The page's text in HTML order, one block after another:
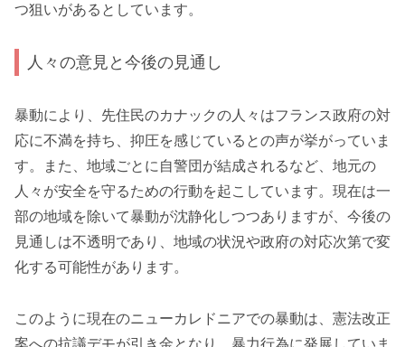
つ狙いがあるとしています。
人々の意見と今後の見通し
暴動により、先住民のカナックの人々はフランス政府の対
応に不満を持ち、抑圧を感じているとの声が挙がっていま
す。また、地域ごとに自警団が結成されるなど、地元の
人々が安全を守るための行動を起こしています。現在は一
部の地域を除いて暴動が沈静化しつつありますが、今後の
見通しは不透明であり、地域の状況や政府の対応次第で変
化する可能性があります。
このように現在のニューカレドニアでの暴動は、憲法改正
案への抗議デモが引き金となり、暴力行為に発展していま